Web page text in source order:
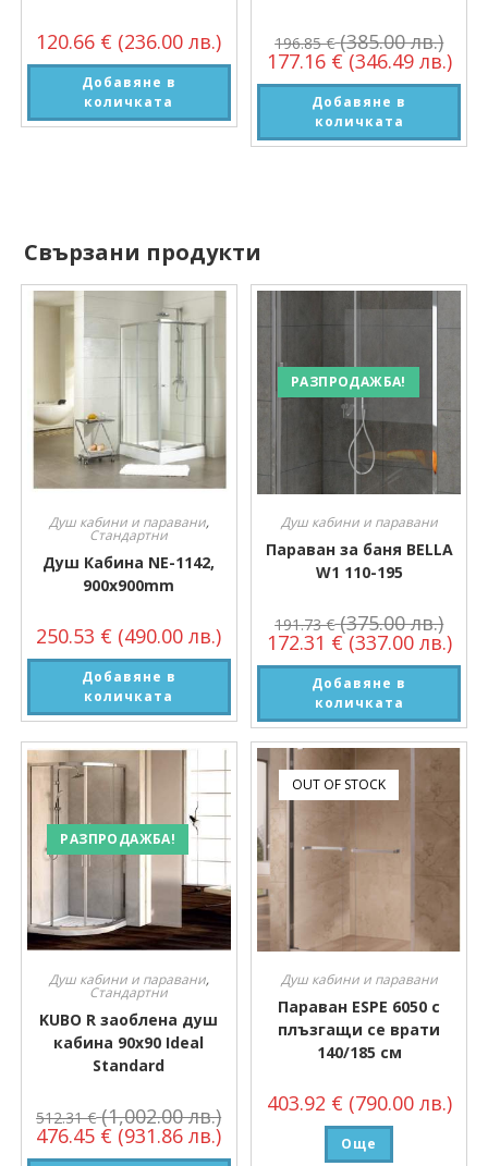
120.66 € (236.00 лв.)
Добавяне в
количката
196.85€ (385.00 лв.)
177.16 € (346.49 лв.)
Добавяне в
количката
Свързани продукти
Душ кабини и паравани,
Стандартни
Душ Кабина NE-1142,
900x900mm
250.53 € (490.00 лв.)
Добавяне в
количката
РАЗПРОДАЖБА!
Душ кабини и паравани
Параван за баня BELLA
W1 110-195
191.73€ (375.00 лв.)
172.31 € (337.00 лв.)
Добавяне в
количката
РАЗПРОДАЖБА!
Душ кабини и паравани,
Стандартни
KUBO R заоблена душ
кабина 90х90 Ideal
Standard
512.31€ (1,002.00 лв.)
476.45 € (931.86 лв.)
OUT OF STOCK
Душ кабини и паравани
Параван ESPE 6050 с
плъзгащи се врати
140/185 см
403.92 € (790.00 лв.)
Още